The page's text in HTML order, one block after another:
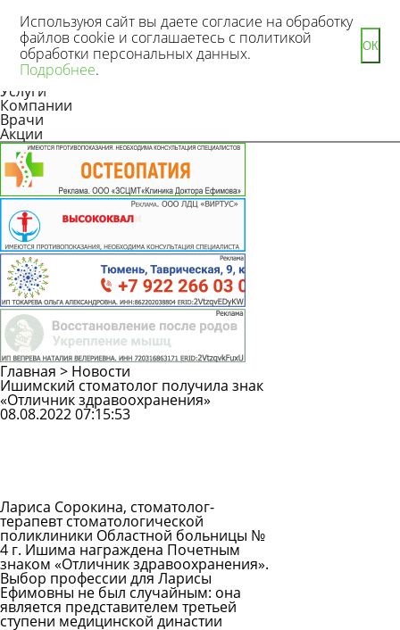
Новости
Статьи
Услуги
Компании
Врачи
Акции
Главная > Новости
Ишимский стоматолог получила знак
«Отличник здравоохранения»
08.08.2022 07:15:53
Лариса Сорокина, стоматолог-
терапевт стоматологической
поликлиники Областной больницы №
4 г. Ишима награждена Почетным
знаком «Отличник здравоохранения».
Выбор профессии для Ларисы
Ефимовны не был случайным: она
является представителем третьей
ступени медицинской династии
Используюя сайт вы даете согласие на обработку
файлов cookie и соглашаетесь с политикой
обработки персональных данных.
Подробнее.
ОК